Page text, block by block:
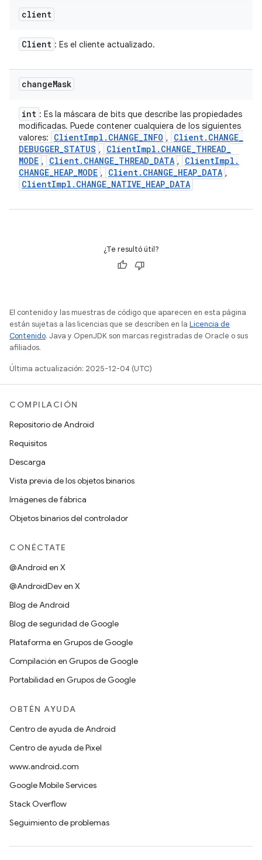
client
Client : Es el cliente actualizado.
changeMask
int : Es la máscara de bits que describe las propiedades
modificadas. Puede contener cualquiera de los siguientes
valores:
ClientImpl . CHANGE_INFO , Client. CHANGE_
DEBUGGER_STATUS , ClientImpl . CHANGE_THREAD_
MODE , Client. CHANGE_THREAD_DATA , ClientImpl .
CHANGE_HEAP_MODE , Client. CHANGE_HEAP_DATA ,
ClientImpl . CHANGE_NATIVE_HEAP_DATA
¿Te resultó útil?
El contenido y las muestras de código que aparecen en esta página
están sujetas a las licencias que se describen en la Licencia de
Contenido. Java y OpenJDK son marcas registradas de Oracle o sus
afiliados.
Última actualización: 2025-12-04 (UTC)
COMPILACIÓN
Repositorio de Android
Requisitos
Descarga
Vista previa de los objetos binarios
Imágenes de fábrica
Objetos binarios del controlador
CONÉCTATE
@Android en X
@AndroidDev en X
Blog de Android
Blog de seguridad de Google
Plataforma en Grupos de Google
Compilación en Grupos de Google
Portabilidad en Grupos de Google
OBTÉN AYUDA
Centro de ayuda de Android
Centro de ayuda de Pixel
www.android.com
Google Mobile Services
Stack Overflow
Seguimiento de problemas